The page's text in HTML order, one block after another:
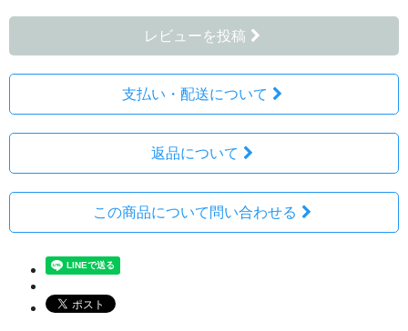
レビューを投稿
支払い・配送について
返品について
この商品について問い合わせる